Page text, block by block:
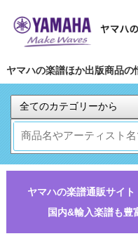
ヤマハの楽譜ほか出版商品の
ヤマハの楽譜通販サイト
国内&輸入楽譜も豊